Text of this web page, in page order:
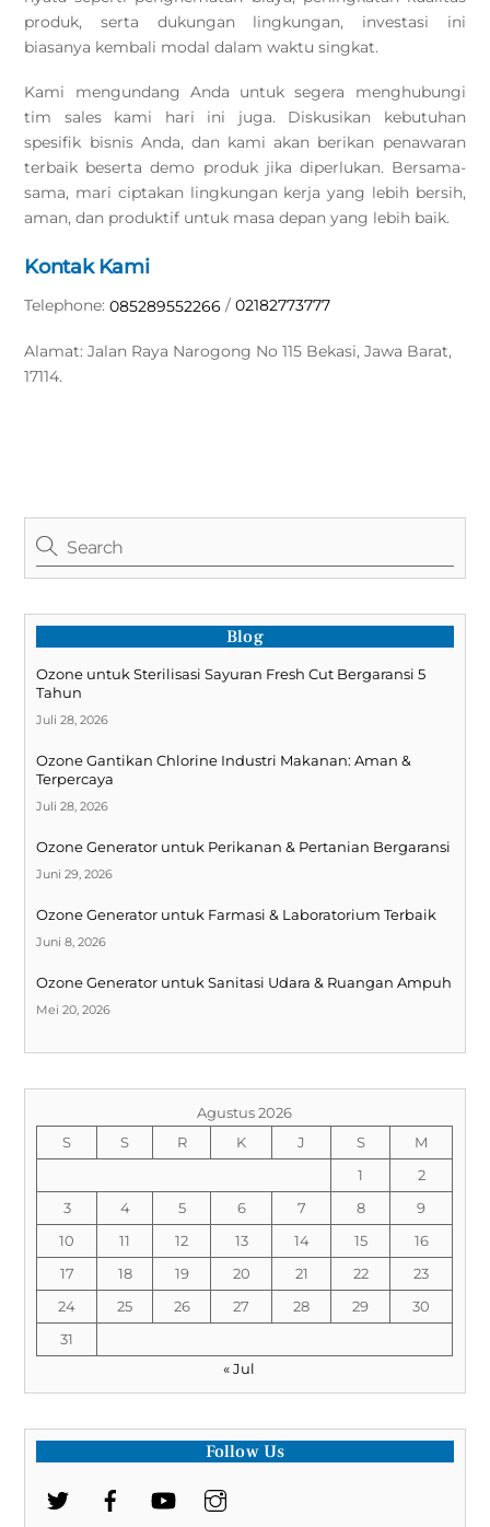
produk, serta dukungan lingkungan, investasi ini
biasanya kembali modal dalam waktu singkat.
Kami mengundang Anda untuk segera menghubungi
tim sales kami hari ini juga. Diskusikan kebutuhan
spesifik bisnis Anda, dan kami akan berikan penawaran
terbaik beserta demo produk jika diperlukan. Bersama-
sama, mari ciptakan lingkungan kerja yang lebih bersih,
aman, dan produktif untuk masa depan yang lebih baik.
Kontak Kami
Telephone:085289552266 /02182773777
Alamat: Jalan Raya Narogong No 115 Bekasi, Jawa Barat,
17114.
Blog
Ozone untuk Sterilisasi Sayuran Fresh Cut Bergaransi 5
Tahun
Juli 28, 2026
Ozone Gantikan Chlorine Industri Makanan: Aman &
Terpercaya
Juli 28, 2026
Ozone Generator untuk Perikanan & Pertanian Bergaransi
Juni 29, 2026
Ozone Generator untuk Farmasi & Laboratorium Terbaik
Juni 8, 2026
Ozone Generator untuk Sanitasi Udara & Ruangan Ampuh
Mei 20, 2026
Agustus 2026
S
S R K J S
M
1
2
3
4 5 6 7 8
9
10
11 12 13 14 15
16
17
18 19 20 21 22
23
24
25 26 27 28 29
30
31
« Jul
Follow Us